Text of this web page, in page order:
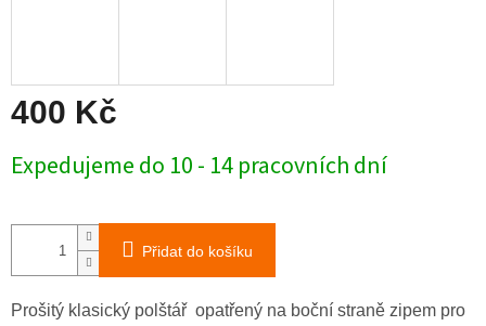
400 Kč
cena:
Expedujeme do 10 - 14 pracovních dní
Přidat do košíku
Prošitý klasický polštář opatřený na boční straně zipem pro